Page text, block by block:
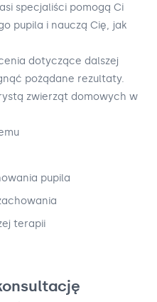
specjaliści pomogą Ci
pupila i nauczą Cię, jak
dotyczące dalszej
pożądane rezultaty.
zwierząt domowych w
pupila
terapii